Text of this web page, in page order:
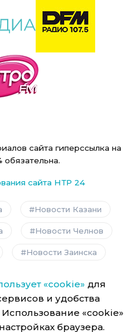
сайта гиперссылка на
сайта НТР 24
Новости Казани
Новости Челнов
Новости Заинска
«cookie» для
и удобства
«cookie»
браузера.